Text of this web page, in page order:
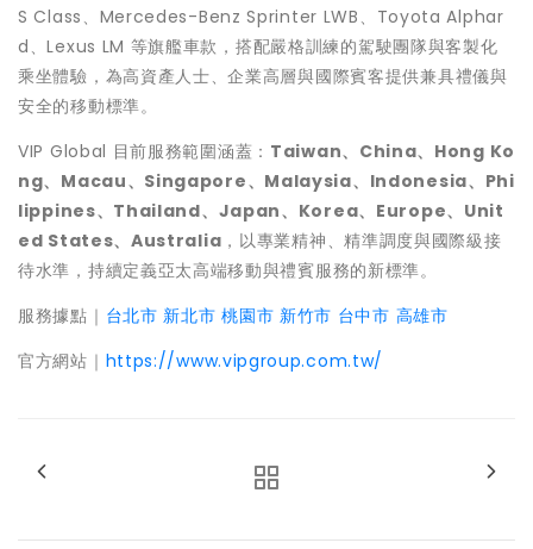
S Class、Mercedes-Benz Sprinter LWB、Toyota Alphar
d、Lexus LM 等旗艦車款，搭配嚴格訓練的駕駛團隊與客製化
乘坐體驗，為高資產人士、企業高層與國際賓客提供兼具禮儀與
安全的移動標準。
VIP Global 目前服務範圍涵蓋： Taiwan、China、Hong Ko
ng、Macau、Singapore、Malaysia、Indonesia、Phi
lippines、Thailand、Japan、Korea、Europe、Unit
ed States、Australia ，以專業精神、精準調度與國際級接
待水準，持續定義亞太高端移動與禮賓服務的新標準。
服務據點｜ 台北市 新北市 桃園市 新竹市 台中市 高雄市
官方網站｜ https://www.vipgroup.com.tw/